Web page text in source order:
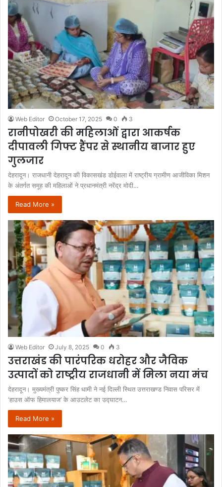
Web Editor October 17, 2025 0 3
रानीपोखरी की महिलाओं द्वारा आकर्षक
दीपावली गिफ्ट हैंपर से स्थानीय बाजार हुए
गुलजार
देहरादून। राजधानी देहरादून की विकासखंड डोईवाला में राष्ट्रीय ग्रामीण आजीविका मिशन
के अंतर्गत समूह की महिलाओं ने प्रधानमंत्री नरेंद्र मोदी…
Read More »
Web Editor July 8, 2025 0 3
उत्तराखंड की पारंपरिक धरोहर और जैविक
उत्पादों को राष्ट्रीय राजधानी में मिला नया मंच
देहरादून। मुख्यमंत्री पुष्कर सिंह धामी ने नई दिल्ली स्थित उत्तराखण्ड निवास परिसर में
‘हाउस ऑफ हिमालयाज’ के आउटलेट का उद्घाटन…
Read More »